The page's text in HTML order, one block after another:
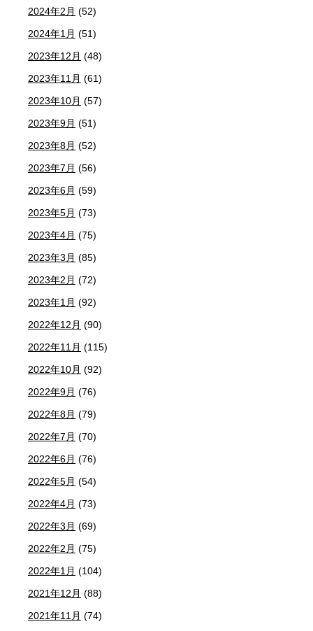
2024年2月 (52)
2024年1月 (51)
2023年12月 (48)
2023年11月 (61)
2023年10月 (57)
2023年9月 (51)
2023年8月 (52)
2023年7月 (56)
2023年6月 (59)
2023年5月 (73)
2023年4月 (75)
2023年3月 (85)
2023年2月 (72)
2023年1月 (92)
2022年12月 (90)
2022年11月 (115)
2022年10月 (92)
2022年9月 (76)
2022年8月 (79)
2022年7月 (70)
2022年6月 (76)
2022年5月 (54)
2022年4月 (73)
2022年3月 (69)
2022年2月 (75)
2022年1月 (104)
2021年12月 (88)
2021年11月 (74)